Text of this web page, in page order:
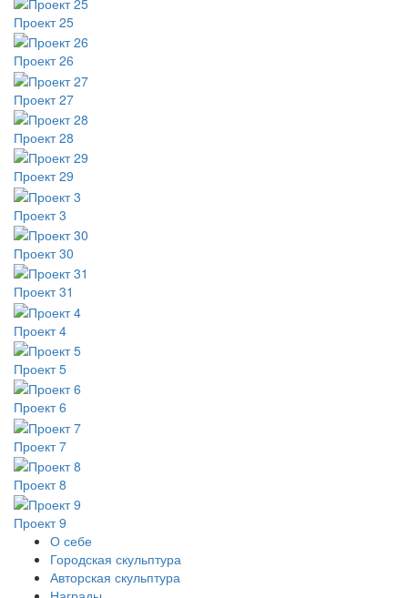
Проект 25
Проект 26
Проект 27
Проект 28
Проект 29
Проект 3
Проект 30
Проект 31
Проект 4
Проект 5
Проект 6
Проект 7
Проект 8
Проект 9
О себе
Городская скульптура
Авторская скульптура